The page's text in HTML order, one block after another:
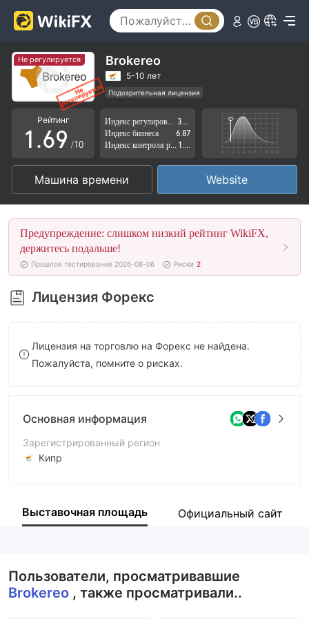
Не регулируется Brokereo
5-10 лет
Подозрительная лицензия
Регион деятельности подозрителен
Высокие потенциальные риски
Рейтинг
0
1
2
3
4
5
6
7
8
9
.
2
3
4
5
6
7
8
9
5
6
7
8
9 /10
Индекс бизнеса
6.87
Машина времени Website
Предупреждение: слишком низкий рейтинг WikiFX,
держитесь подальше!
Прошлое тестирование 2026-08-06 Риски 2
Лицензия Форекс
Лицензия на торговлю на Форекс не найдена.
Пожалуйста, помните о рисках.
Основная информация
Зарегистрированный регион
Кипр
Компания
Выставочная площадь Официальный сайт
Пользователи, просматривавшие
Brokereo , также просматривали..